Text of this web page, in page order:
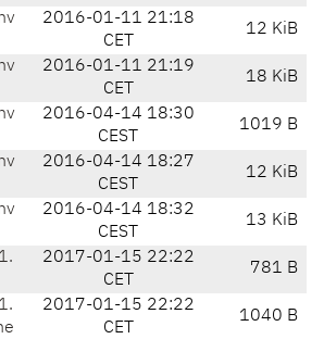
2016-01-11 21:18
CET
12 KiB
2016-01-11 21:19
CET
18 KiB
2016-04-14 18:30
CEST
1019 B
2016-04-14 18:27
CEST
12 KiB
2016-04-14 18:32
CEST
13 KiB
2017-01-15 22:22
CET
781 B
2017-01-15 22:22
CET
1040 B